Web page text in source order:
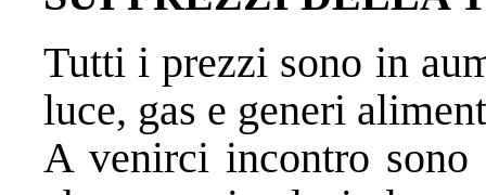
Tutti i prezzi sono in
luce, gas e generi
A venirci incontro